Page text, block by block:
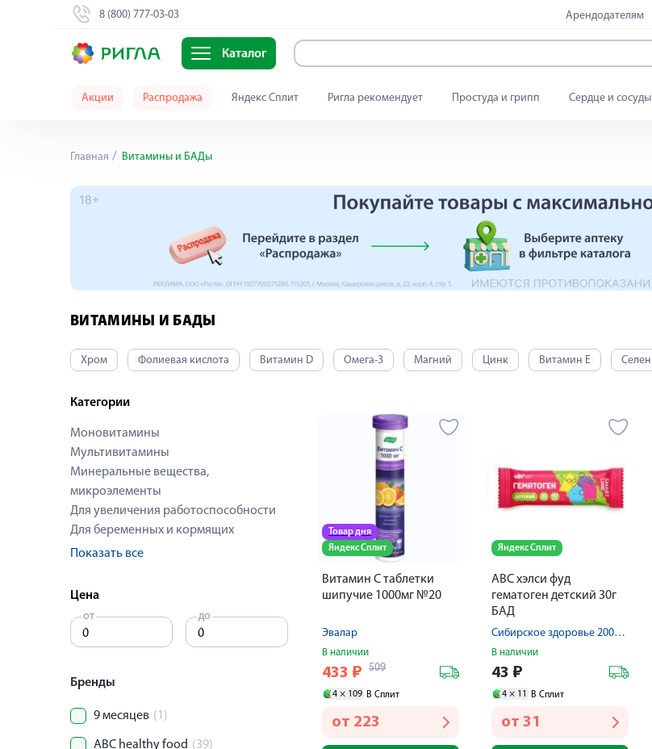
8 (800) 777-03-03 Арендодателям
Каталог
Акции Распродажа Яндекс Сплит Ригла рекомендует Простуда и грипп Сердце и сосуды
Главная Витамины и БАДы
ВИТАМИНЫ И БАДЫ
Хром Фолиевая кислота Витамин D Омега-3 Магний Цинк Витамин Е Селен
Категории
Моновитамины
Мультивитамины
Минеральные вещества,
микроэлементы
Для увеличения работоспособности
Для беременных и кормящих
Показать все
Цена
от до
Бренды
9 месяцев (1)
ABC healthy food (39)
Товар дня
Яндекс Сплит
Витамин С таблетки
шипучие 1000мг №20
Эвалар
В наличии
433 ₽ 509
4 × 109 В Сплит
от 223
Яндекс Сплит
АВС хэлси фуд
гематоген детский 30г
БАД
Сибирское здоровье 2000 ООО
В наличии
43 ₽
4 × 11 В Сплит
от 31